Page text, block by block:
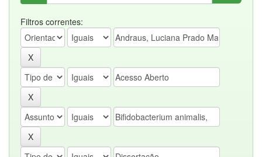
Filtros correntes: